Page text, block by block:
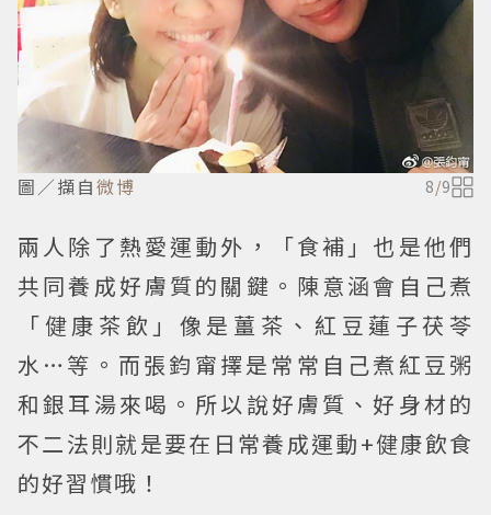
圖／擷自微博 8/9
兩人除了熱愛運動外，「食補」也是他們
共同養成好膚質的關鍵。陳意涵會自己煮
「健康茶飲」像是薑茶、紅豆蓮子茯苓
水…等。而張鈞甯擇是常常自己煮紅豆粥
和銀耳湯來喝。所以說好膚質、好身材的
不二法則就是要在日常養成運動+健康飲食
的好習慣哦！